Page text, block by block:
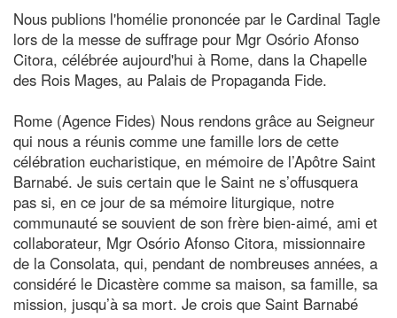
Nous publions l'homélie prononcée par le Cardinal Tagle
lors de la messe de suffrage pour Mgr Osório Afonso
Citora, célébrée aujourd'hui à Rome, dans la Chapelle
des Rois Mages, au Palais de Propaganda Fide.
Rome (Agence Fides) Nous rendons grâce au Seigneur
qui nous a réunis comme une famille lors de cette
célébration eucharistique, en mémoire de l’Apôtre Saint
Barnabé. Je suis certain que le Saint ne s’offusquera
pas si, en ce jour de sa mémoire liturgique, notre
communauté se souvient de son frère bien-aimé, ami et
collaborateur, Mgr Osório Afonso Citora, missionnaire
de la Consolata, qui, pendant de nombreuses années, a
considéré le Dicastère comme sa maison, sa famille, sa
mission, jusqu’à sa mort. Je crois que Saint Barnabé